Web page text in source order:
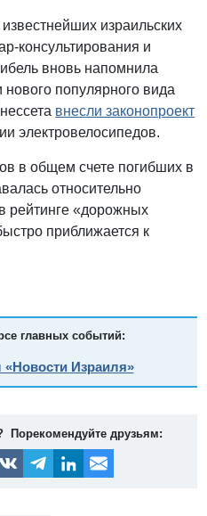
израильских
консультирования и
вновь напомнила
нового популярного вида
внесли законопроект
электровелосипедов.
в общем счете погибших в
относительно
рейтинге «дорожных
приближается к
главных событий:
«Новости Израиля»
Порекомендуйте друзьям: